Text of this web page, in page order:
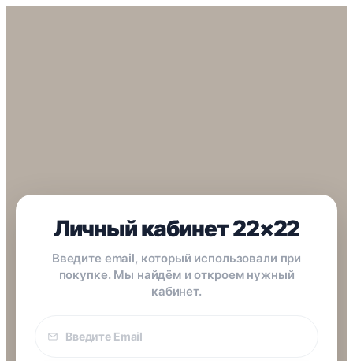
Личный кабинет 22×22
Введите email, который использовали при
покупке. Мы найдём и откроем нужный
кабинет.
покупки